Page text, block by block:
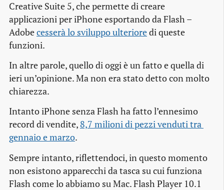
Creative Suite 5, che permette di creare
applicazioni per iPhone esportando da Flash –
Adobecesserà lo sviluppo ulterioredi queste
funzioni.
In altre parole, quello di oggi è un fatto e quella di
ieri un’opinione. Ma non era stato detto con molto
chiarezza.
Intanto iPhone senza Flash ha fatto l’ennesimo
record di vendite, 8,7 milioni di pezzi venduti tra
gennaio e marzo.
Sempre intanto, riflettendoci, in questo momento
non esistonoapparecchi da tasca su cui funziona
Flash come lo abbiamo su Mac. Flash Player 10.1